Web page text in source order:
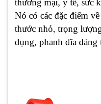
Nó có các đặc điểm
thước nhỏ, trọng
dụng, phanh đĩa